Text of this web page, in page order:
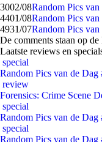
3002/08Random Pics
4401/08Random Pics
4931/07Random Pics van
De comments staan op de
Laatste reviews en
special
Random Pics van de Dag
review
Forensics: Crime Scene
special
Random Pics van de Dag
special
Random Pics van de Dag